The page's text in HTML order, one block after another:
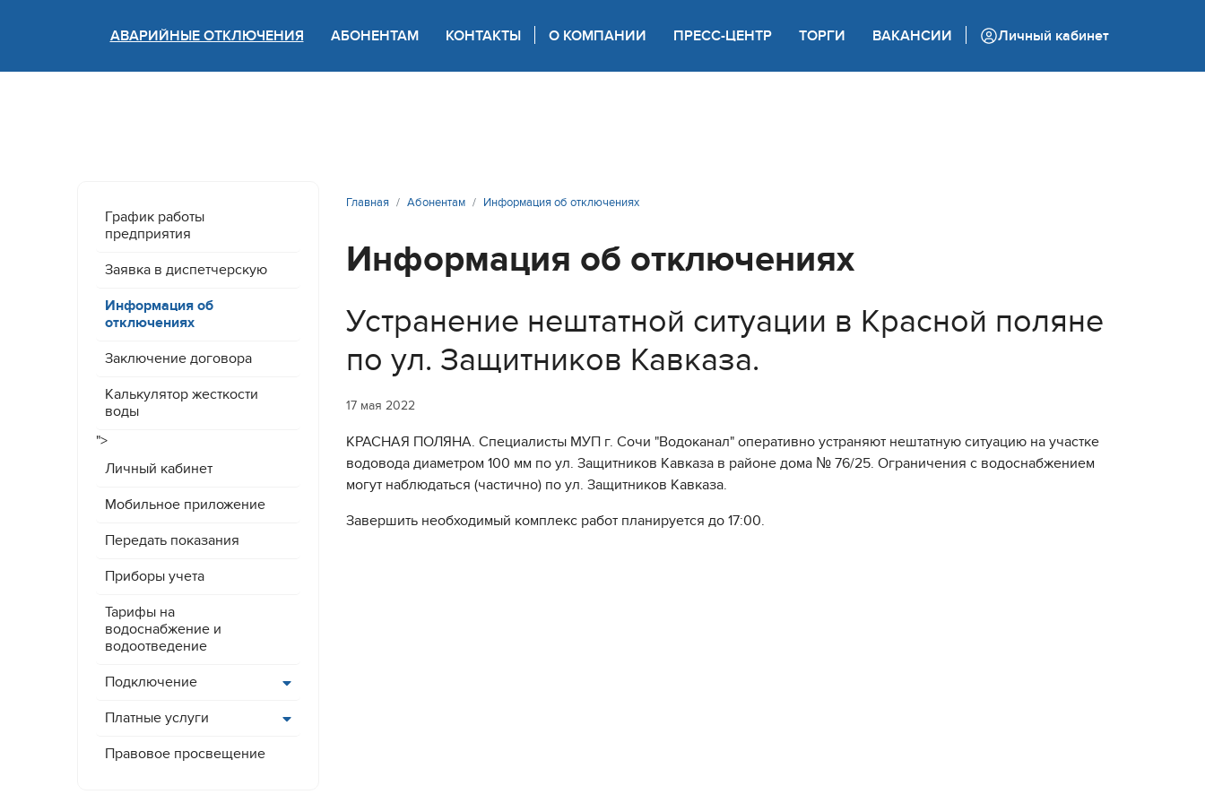
Версия для слабовидящих +7 (862) 444 05 05
АВАРИЙНЫЕ ОТКЛЮЧЕНИЯ АБОНЕНТАМ КОНТАКТЫ О КОМПАНИИ ПРЕСС-ЦЕНТР ТОРГИ ВАКАНСИИ Личный кабинет
График работы
предприятия
Заявка в диспетчерскую
Информация об
отключениях
Заключение договора
Калькулятор жесткости
воды
">
Личный кабинет
Мобильное приложение
Передать показания
Приборы учета
Тарифы на
водоснабжение и
водоотведение
Подключение
Платные услуги
Правовое просвещение
Главная Абонентам Информация об отключениях
Информация об отключениях
Устранение нештатной ситуации в Красной поляне
по ул. Защитников Кавказа.
17 мая 2022
КРАСНАЯ ПОЛЯНА. Специалисты МУП г. Сочи "Водоканал" оперативно устраняют нештатную ситуацию на участке
водовода диаметром 100 мм по ул. Защитников Кавказа в районе дома № 76/25. Ограничения с водоснабжением
могут наблюдаться (частично) по ул. Защитников Кавказа.
Завершить необходимый комплекс работ планируется до 17:00.